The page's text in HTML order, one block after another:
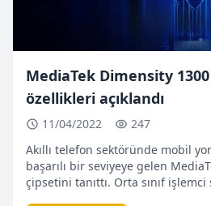
MediaTek Dimensity 1300
özellikleri açıklandı
11/04/2022
247
Akıllı telefon sektöründe mobil
başarılı bir seviyeye gelen
çipsetini tanıttı. Orta sınıf